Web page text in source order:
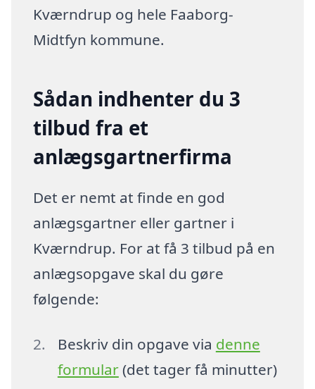
Kværndrup og hele Faaborg-
Midtfyn kommune.
Sådan indhenter du 3
tilbud fra et
anlægsgartnerfirma
Det er nemt at finde en god
anlægsgartner eller gartner i
Kværndrup. For at få 3 tilbud på en
anlægsopgave skal du gøre
følgende:
Beskriv din opgave via denne
formular(det tager få minutter)